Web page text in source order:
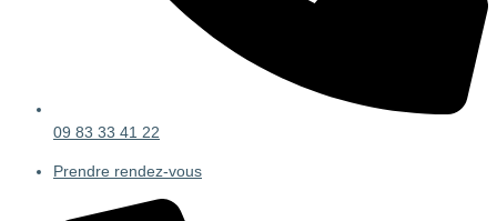
09 83 33 41 22
Prendre rendez-vous